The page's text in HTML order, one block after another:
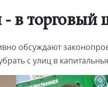
в торговый
обсуждают
с улиц в